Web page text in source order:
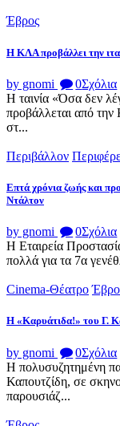
Έβρος
Η ΚΛΑ προβάλλει την
by gnomi 0Σχόλια
Η ταινία «Όσα δεν
προβάλλεται από
στ...
Περιβάλλον
Επτά χρόνια ζωής και
Ντάλτον
by gnomi 0Σχόλια
Η Εταιρεία
πολλά για τα 7α
Cinema-Θέατρο
Η «Καρυάτιδα!» του Γ.
by gnomi 0Σχόλια
Η πολυσυζητημένη
Καπουτζίδη, σε
παρουσιάζ...